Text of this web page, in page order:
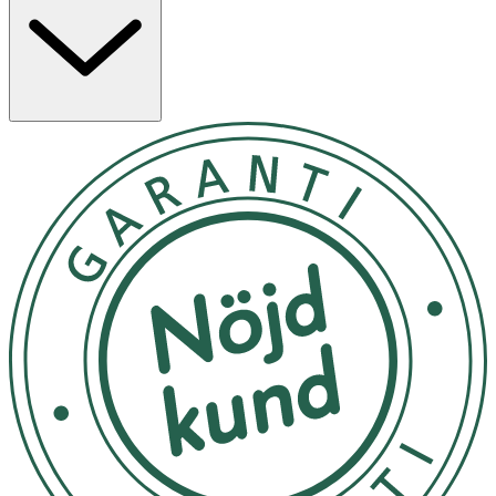
att skapa definierade linjer. Formulan är vattenfast,
svettsäker och transfer-proof, vilket gör att den sitter på
plats i upp till 24 timmar. Passar för dig som vill ha en
· Högpigmenterad svart färg
· Långvarig formula – upp till 24 timmar
· Vattenfast, svettsäker och smudge-proof
· Skruvbar design med spets som håller sig vass
Användning
· Applicera längs franslinjen med korta, försiktiga
drag.
· Bygg upp intensitet efter önskemål.